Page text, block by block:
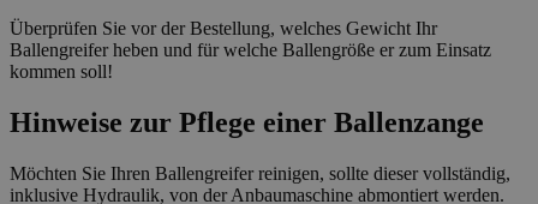
Überprüfen Sie vor der Bestellung, welches Gewicht Ihr
Ballengreifer heben und für welche Ballengröße er zum Einsatz
kommen soll!
Hinweise zur Pflege einer Ballenzange
Möchten Sie Ihren Ballengreifer reinigen, sollte dieser vollständig,
inklusive Hydraulik, von der Anbaumaschine abmontiert werden.